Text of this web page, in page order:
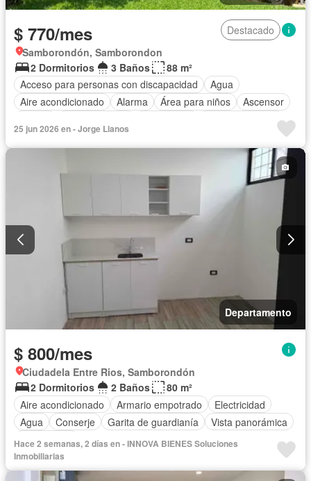
$ 770/mes
Destacado
Samborondón, Samborondon
2 Dormitorios
3 Baños
88 m²
Acceso para personas con discapacidad
Agua
Aire acondicionado
Alarma Área para niños
Ascensor
Gas natural
Gimnasio
Vista panorámica
Parcialmente amoblado
25 jun 2026 en - Jorge Llanos
Departamento
$ 800/mes
Ciudadela Entre Rios, Samborondón
2 Dormitorios
2 Baños
80 m²
Aire acondicionado
Armario empotrado
Electricidad
Agua
Conserje Garita de guardianía
Vista panorámica
Sin amoblar
Hace 2 semanas, 2 días en - INNOVA BIENES Soluciones
Inmobiliarias